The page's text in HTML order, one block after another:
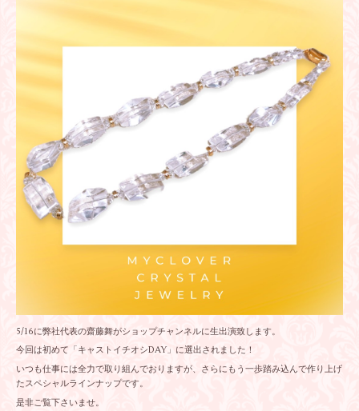
5/16に弊社代表の齋藤舞がショップチャンネルに生出演致します。
今回は初めて「キャストイチオシDAY」に選出されました！
いつも仕事には全力で取り組んでおりますが、さらにもう一歩踏み込んで作り上げ
たスペシャルラインナップです。
是非ご覧下さいませ。